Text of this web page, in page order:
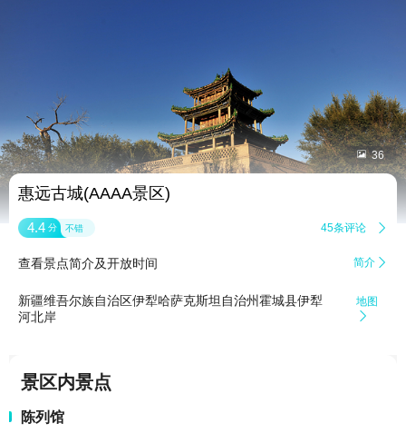
 36
惠远古城(AAAA景区)
4.4 分 不错 45条评论 
查看景点简介及开放时间 简介 
新疆维吾尔族自治区伊犁哈萨克斯坦自治州霍城县伊犁
河北岸
地图

景区内景点
陈列馆